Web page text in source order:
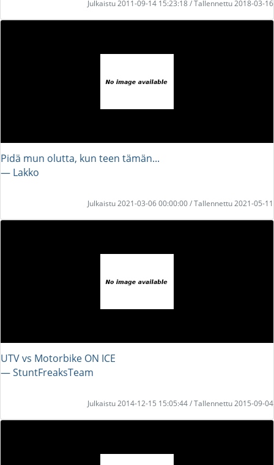
Julkaistu 2011-09-14 15:23:18 / Tallennettu 2018-03-16
Pidä mun olutta, kun teen tämän...
― Lakko
Julkaistu 2021-03-06 00:00:00 / Tallennettu 2021-05-11
UTV vs Motorbike ON ICE
― StuntFreaksTeam
Julkaistu 2014-12-15 15:05:44 / Tallennettu 2015-09-04